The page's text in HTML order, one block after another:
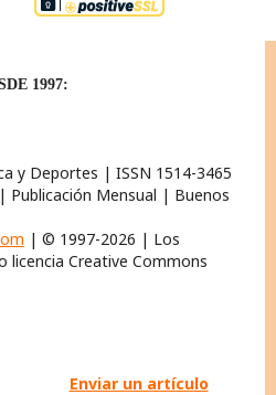
1997:
y Deportes | ISSN 1514-3465
Publicación Mensual | Buenos
| © 1997-2026 | Los
licencia Creative Commons
Enviar un artículo